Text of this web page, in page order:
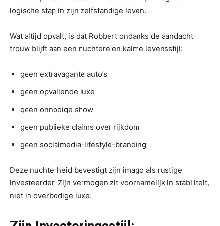
logische stap in zijn zelfstandige leven.
Wat altijd opvalt, is dat Robbert ondanks de aandacht
trouw blijft aan een nuchtere en kalme levensstijl:
geen extravagante auto’s
geen opvallende luxe
geen onnodige show
geen publieke claims over rijkdom
geen socialmedia-lifestyle-branding
Deze nuchterheid bevestigt zijn imago als rustige
investeerder. Zijn vermogen zit voornamelijk in stabiliteit,
niet in overbodige luxe.